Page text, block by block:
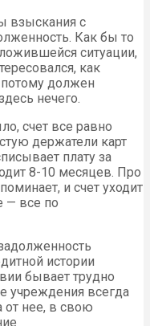
взыскания с
Как бы то
ситуации,
как
должен
нечего.
счет все равно
держатели карт
плату за
8-10 месяцев. Про
и счет уходит
— все по
истории
бывает трудно
учреждения всегда
от нее, в свою